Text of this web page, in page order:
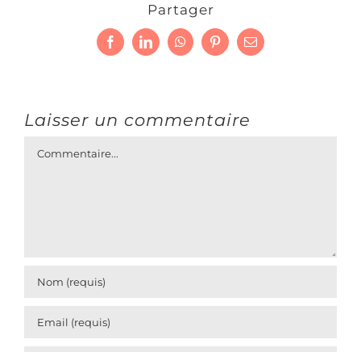
Partager
FacebookLinkedInWhatsAppPinterestEmail
Laisser un commentaire